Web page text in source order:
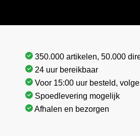
350.000 artikelen, 50.000
24 uur bereikbaar
Voor 15:00 uur besteld,
Spoedlevering mogelijk
Afhalen en bezorgen